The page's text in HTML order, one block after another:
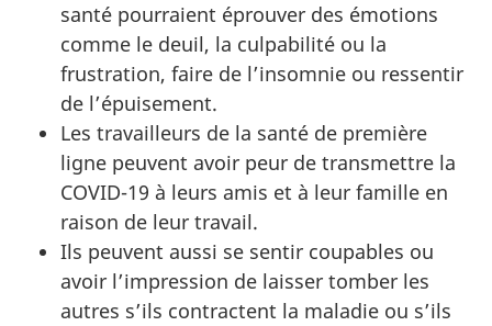
santé pourraient éprouver des émotions
comme le deuil, la culpabilité ou la
frustration, faire de l’insomnie ou ressentir
de l’épuisement.
Les travailleurs de la santé de première
ligne peuvent avoir peur de transmettre la
COVID-19 à leurs amis et à leur famille en
raison de leur travail.
Ils peuvent aussi se sentir coupables ou
avoir l’impression de laisser tomber les
autres s’ils contractent la maladie ou s’ils